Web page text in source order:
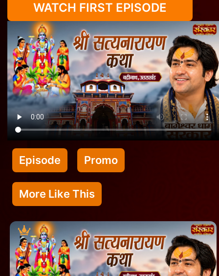
WATCH FIRST EPISODE
Episode Promo
More Like This